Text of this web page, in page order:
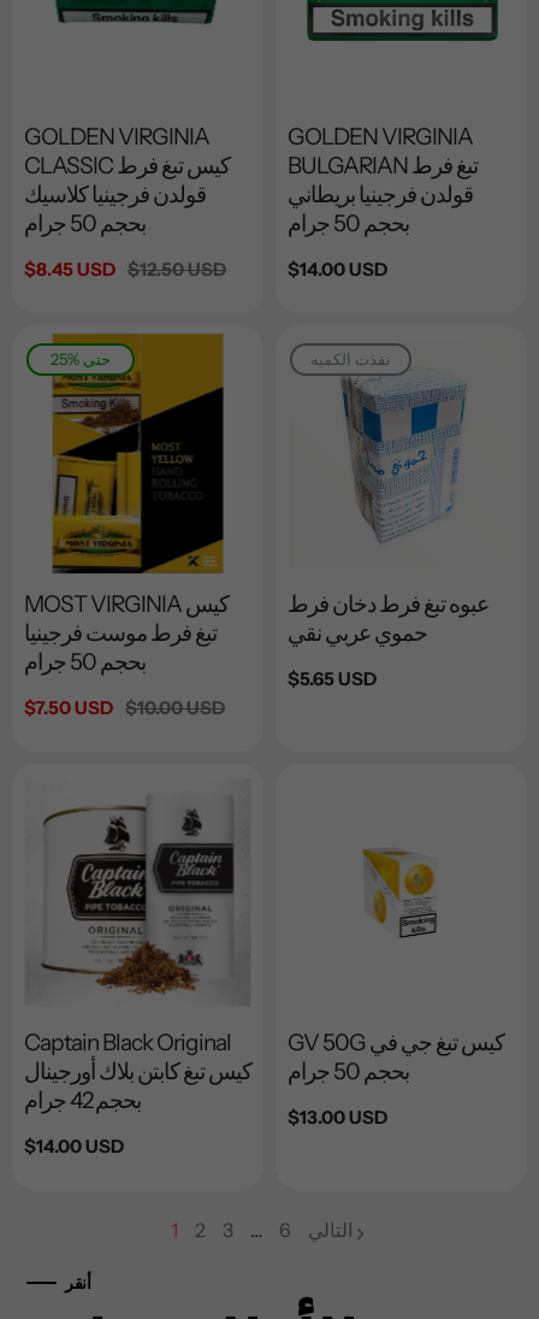
GOLDEN VIRGINIA
CLASSIC كيس تبغ فرط
قولدن فرجينيا كلاسيك
بحجم 50 جرام
سعر
$8.45 USD السعر
$12.50 USD
GOLDEN VIRGINIA
BULGARIAN تبغ فرط
قولدن فرجينيا بريطاني
بحجم 50 جرام
السعر
$14.00 USD
25% حتى
MOST VIRGINIA كيس
تبغ فرط موست فرجينيا
بحجم 50 جرام
سعر
$7.50 USD السعر
$10.00 USD
نفذت الكميه
عبوه تبغ فرط دخان فرط
حموي عربي نقي
السعر
$5.65 USD
Captain Black Original
كيس تبغ كابتن بلاك أورجينال
بحجم 42 جرام
السعر
$14.00 USD
GV 50G كيس تبغ جي في
بحجم 50 جرام
السعر
$13.00 USD
1
page
2
page
3 …
page
6 التالي
أنقر